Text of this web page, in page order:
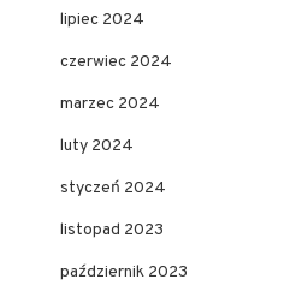
lipiec 2024
czerwiec 2024
marzec 2024
luty 2024
styczeń 2024
listopad 2023
październik 2023